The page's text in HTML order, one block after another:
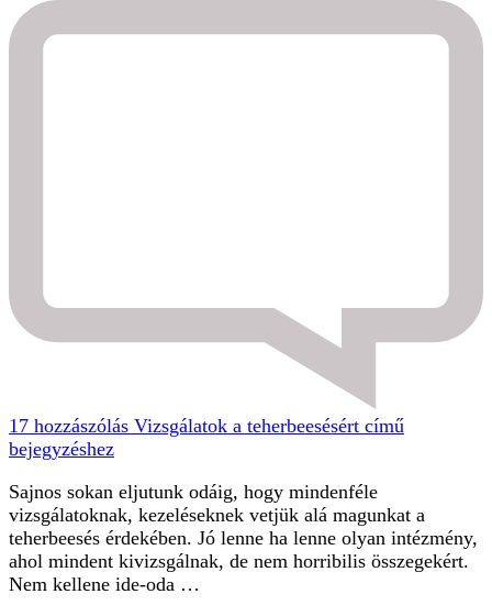
17 hozzászólás Vizsgálatok a teherbeesésért című
bejegyzéshez
Sajnos sokan eljutunk odáig, hogy mindenféle
vizsgálatoknak, kezeléseknek vetjük alá magunkat a
teherbeesés érdekében. Jó lenne ha lenne olyan intézmény,
ahol mindent kivizsgálnak, de nem horribilis összegekért.
Nem kellene ide-oda …